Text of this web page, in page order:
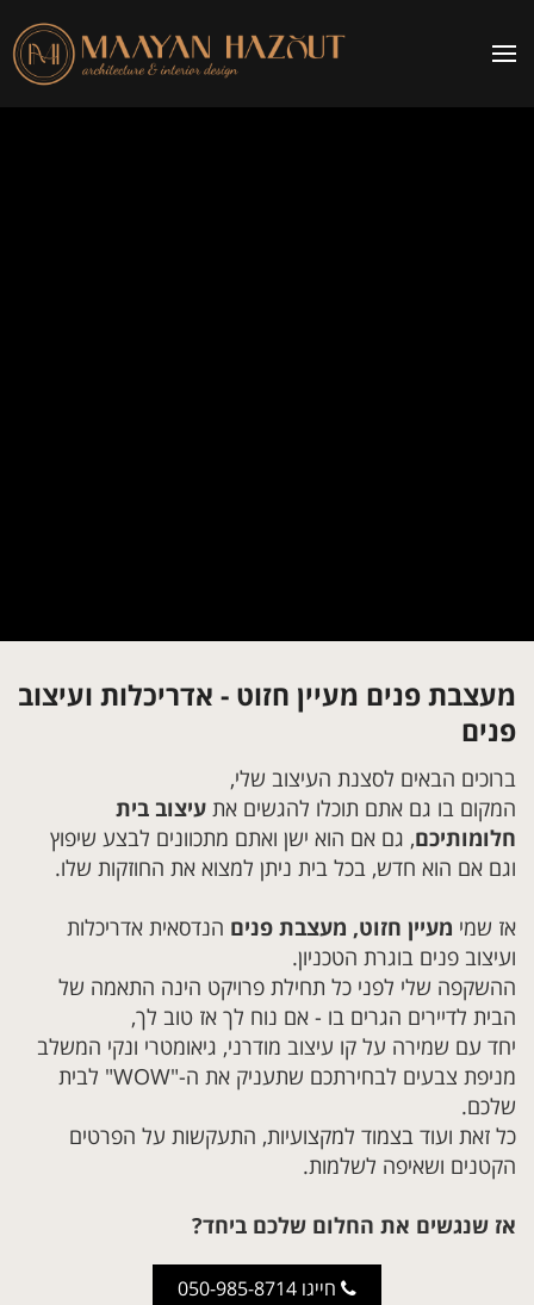
מעצבת פנים מעיין חזוט - אדריכלות ועיצוב
פנים
ברוכים הבאים לסצנת העיצוב שלי,
המקום בו גם אתם תוכלו להגשים את עיצוב בית
חלומותיכם, גם אם הוא ישן ואתם מתכוונים לבצע שיפוץ
וגם אם הוא חדש, בכל בית ניתן למצוא את החוזקות שלו.
אז שמי מעיין חזוט, מעצבת פנים הנדסאית אדריכלות
ועיצוב פנים בוגרת הטכניון.
ההשקפה שלי לפני כל תחילת פרויקט הינה התאמה של
הבית לדיירים הגרים בו - אם נוח לך אז טוב לך,
יחד עם שמירה על קו עיצוב מודרני, גיאומטרי ונקי המשלב
מניפת צבעים לבחירתכם שתעניק את ה-"WOW" לבית
שלכם.
כל זאת ועוד בצמוד למקצועיות, התעקשות על הפרטים
הקטנים ושאיפה לשלמות.
אז שנגשים את החלום שלכם ביחד?
חייגו 050-985-8714